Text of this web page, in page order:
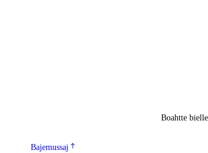
Boahtte bielle
Bajemussaj